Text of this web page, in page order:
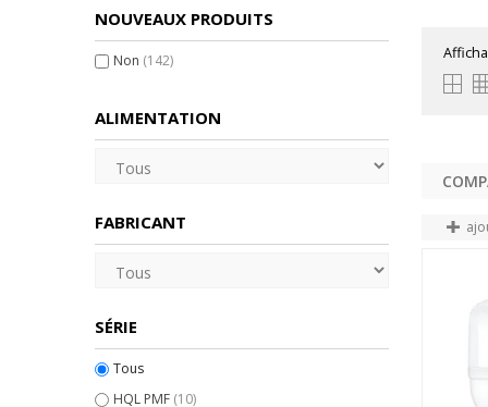
NOUVEAUX PRODUITS
Non (142)
ALIMENTATION
FABRICANT
SÉRIE
Tous
HQL PMF (10)